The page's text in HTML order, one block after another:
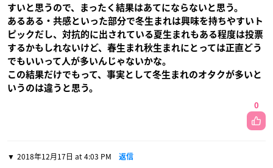
すいと思うので、まったく結果はあてにならないと思う。
あるある・共感といった部分で冬生まれは興味を持ちやすいト
ピックだし、対抗的に出されている夏生まれもある程度は投票
するかもしれないけど、春生まれ秋生まれにとっては正直どう
でもいいって人が多いんじゃないかな。
この結果だけでもって、事実として冬生まれのオタクが多いと
いうのは違うと思う。
0
2018年12月17日 at 4:03 PM 返信